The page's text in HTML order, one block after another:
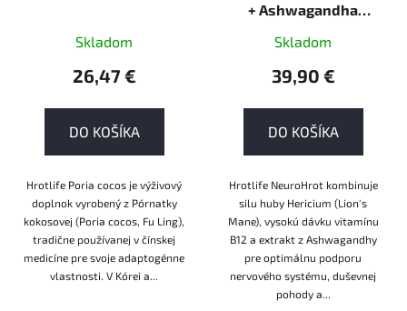
Skladom
26,47 €
DO KOŠÍKA
Hrotlife Poria cocos je výživový
doplnok vyrobený z Pórnatky
kokosovej (Poria cocos, Fu Ling),
tradične používanej v čínskej
medicíne pre svoje adaptogénne
vlastnosti. V Kórei a...
+ Ashwagandha
Skladom
39,90 €
DO KOŠÍKA
Hrotlife NeuroHrot kombinuje
silu huby Hericium (Lion's
Mane), vysokú dávku vitamínu
B12 a extrakt z Ashwagandhy
pre optimálnu podporu
nervového systému, duševnej
pohody a...